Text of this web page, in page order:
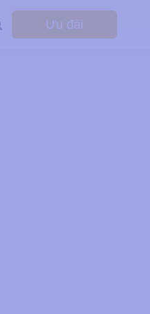
Ưu đãi